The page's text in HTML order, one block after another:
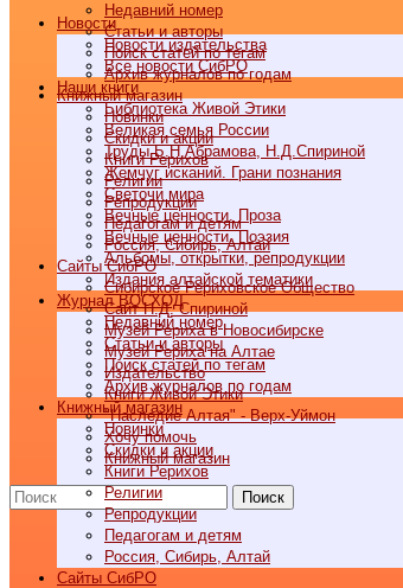
Недавний номер
Статьи и авторы
Поиск статей по тегам
Архив журналов по годам
Книжный магазин
Новинки
Скидки и акции
Книги Рерихов
Религии
Репродукции
Педагогам и детям
Россия, Сибирь, Алтай
Cайты СибРО
Сибирское Рериховское Общество
Сайт Н.Д. Спириной
Музей Рериха в Новосибирске
Музей Рериха на Алтае
Издательство
Книги Живой Этики
"Наследие Алтая" - Верх-Уймон
Хочу помочь
Книжный магазин
Поиск
Новости
Новости издательства
Все новости СибРО
Наши книги
Библиотека Живой Этики
Великая семья России
Труды Б.Н.Абрамова, Н.Д.Спириной
Жемчуг исканий. Грани познания
Светочи мира
Вечные ценности. Проза
Вечные ценности. Поэзия
Альбомы, открытки, репродукции
Издания алтайской тематики
Журнал ВОСХОД
Недавний номер
Статьи и авторы
Поиск статей по тегам
Архив журналов по годам
Книжный магазин
Новинки
Скидки и акции
Книги Рерихов
Религии
Репродукции
Педагогам и детям
Россия, Сибирь, Алтай
Cайты СибРО